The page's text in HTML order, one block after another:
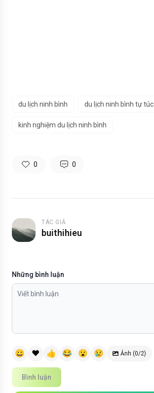
du lịch ninh bình du lịch ninh bình tự túc
kinh nghiệm du lịch ninh bình
0 0
TÁC GIẢ
buithihieu
Những bình luận
😀 ❤️ 👍 😂 😮 😢 Ảnh (0/2)
Bình luận